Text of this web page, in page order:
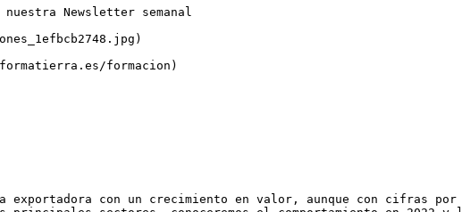
Newsletter semanal
formacion)
exportadora con un crecimiento en valor, aunque con cifras